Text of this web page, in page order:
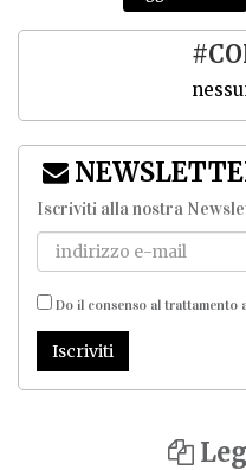
Iscriviti alla nostra
Do il consenso al trattamento
Iscriviti